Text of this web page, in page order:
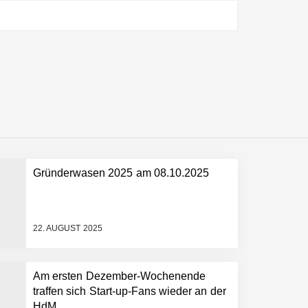
Gründerwasen 2025 am 08.10.2025
22. AUGUST 2025
Am ersten Dezember-Wochenende
traffen sich Start-up-Fans wieder an der
Entwicklungsprozesse